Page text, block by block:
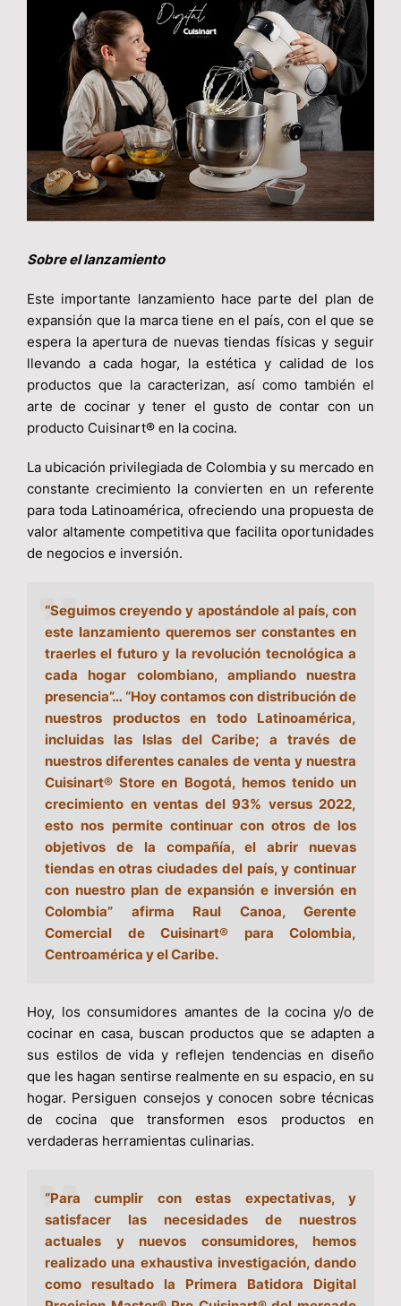
Sobre el lanzamiento
Este importante lanzamiento hace parte del plan de
expansión que la marca tiene en el país, con el que se
espera la apertura de nuevas tiendas físicas y seguir
llevando a cada hogar, la estética y calidad de los
productos que la caracterizan, así como también el
arte de cocinar y tener el gusto de contar con un
producto Cuisinart® en la cocina.
La ubicación privilegiada de Colombia y su mercado en
constante crecimiento la convierten en un referente
para toda Latinoamérica, ofreciendo una propuesta de
valor altamente competitiva que facilita oportunidades
de negocios e inversión.
“Seguimos creyendo y apostándole al país, con
este lanzamiento queremos ser constantes en
traerles el futuro y la revolución tecnológica a
cada hogar colombiano, ampliando nuestra
presencia”… “Hoy contamos con distribución de
nuestros productos en todo Latinoamérica,
incluidas las Islas del Caribe; a través de
nuestros diferentes canales de venta y nuestra
Cuisinart® Store en Bogotá, hemos tenido un
crecimiento en ventas del 93% versus 2022,
esto nos permite continuar con otros de los
objetivos de la compañía, el abrir nuevas
tiendas en otras ciudades del país, y continuar
con nuestro plan de expansión e inversión en
Colombia” afirma Raul Canoa, Gerente
Comercial de Cuisinart® para Colombia,
Centroamérica y el Caribe.
Hoy, los consumidores amantes de la cocina y/o de
cocinar en casa, buscan productos que se adapten a
sus estilos de vida y reflejen tendencias en diseño
que les hagan sentirse realmente en su espacio, en su
hogar. Persiguen consejos y conocen sobre técnicas
de cocina que transformen esos productos en
verdaderas herramientas culinarias.
“Para cumplir con estas expectativas, y
satisfacer las necesidades de nuestros
actuales y nuevos consumidores, hemos
realizado una exhaustiva investigación, dando
como resultado la Primera Batidora Digital